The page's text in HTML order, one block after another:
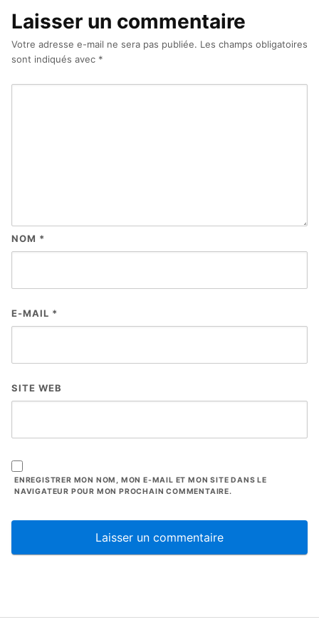
Laisser un commentaire
Votre adresse e-mail ne sera pas publiée. Les champs obligatoires
sont indiqués avec *
NOM *
E-MAIL *
SITE WEB
ENREGISTRER MON NOM, MON E-MAIL ET MON SITE DANS LE
NAVIGATEUR POUR MON PROCHAIN COMMENTAIRE.